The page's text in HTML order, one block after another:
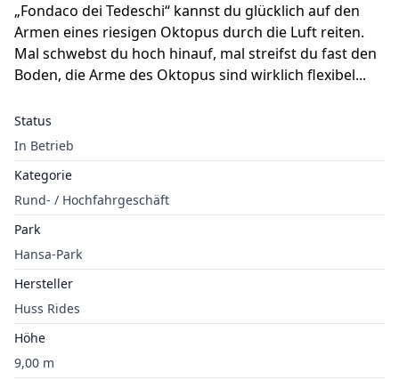
„Fondaco dei Tedeschi“ kannst du glücklich auf den
Armen eines riesigen Oktopus durch die Luft reiten.
Mal schwebst du hoch hinauf, mal streifst du fast den
Boden, die Arme des Oktopus sind wirklich flexibel...
Status
In Betrieb
Kategorie
Rund- / Hochfahrgeschäft
Park
Hansa-Park
Hersteller
Huss Rides
Höhe
9,00 m